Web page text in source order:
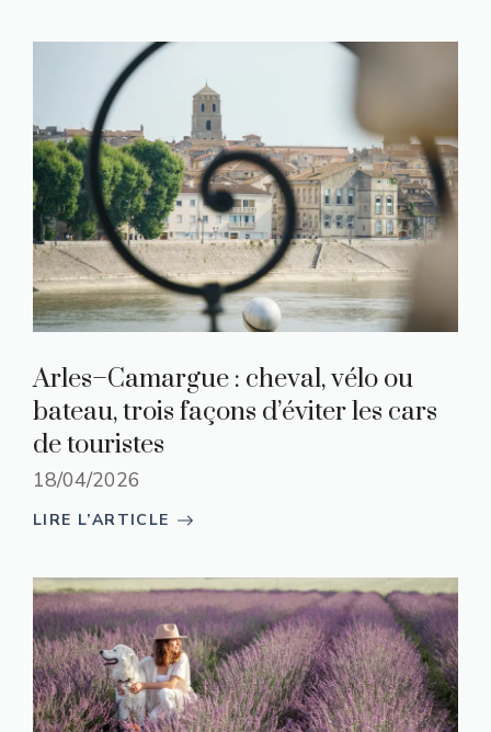
Arles–Camargue : cheval, vélo ou
bateau, trois façons d’éviter les cars
de touristes
18/04/2026
LIRE L’ARTICLE